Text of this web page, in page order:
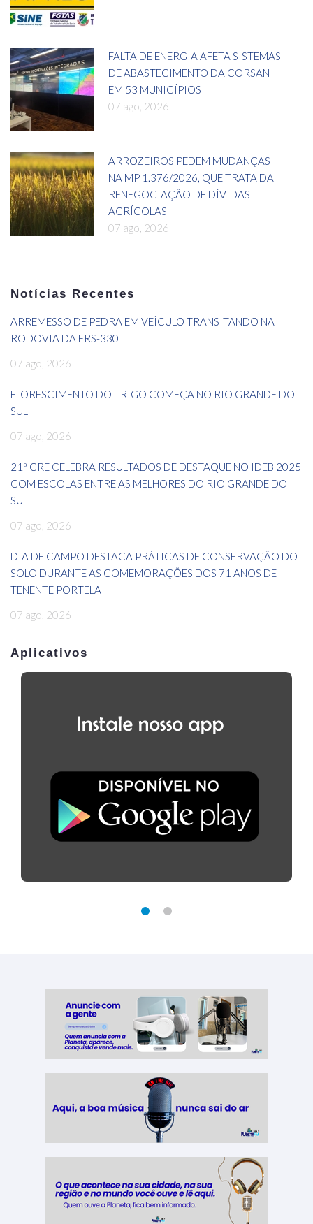
FALTA DE ENERGIA AFETA SISTEMAS
DE ABASTECIMENTO DA CORSAN
EM 53 MUNICÍPIOS
07 ago, 2026
ARROZEIROS PEDEM MUDANÇAS
NA MP 1.376/2026, QUE TRATA DA
RENEGOCIAÇÃO DE DÍVIDAS
AGRÍCOLAS
07 ago, 2026
Notícias Recentes
ARREMESSO DE PEDRA EM VEÍCULO TRANSITANDO NA
RODOVIA DA ERS-330
07 ago, 2026
FLORESCIMENTO DO TRIGO COMEÇA NO RIO GRANDE DO
SUL
07 ago, 2026
21ª CRE CELEBRA RESULTADOS DE DESTAQUE NO IDEB 2025
COM ESCOLAS ENTRE AS MELHORES DO RIO GRANDE DO
SUL
07 ago, 2026
DIA DE CAMPO DESTACA PRÁTICAS DE CONSERVAÇÃO DO
SOLO DURANTE AS COMEMORAÇÕES DOS 71 ANOS DE
TENENTE PORTELA
07 ago, 2026
Aplicativos